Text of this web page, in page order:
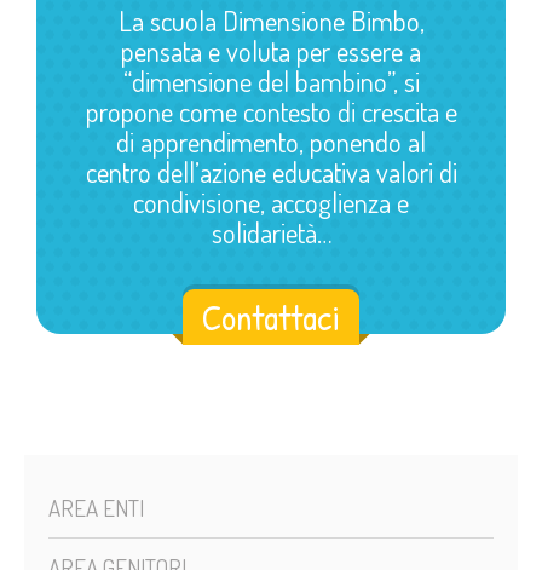
AREA ENTI
La scuola Dimensione Bimbo,
pensata e voluta per essere a
“dimensione del bambino”, si
propone come contesto di crescita e
di apprendimento, ponendo al
centro dell’azione educativa valori di
condivisione, accoglienza e
solidarietà…
Contattaci